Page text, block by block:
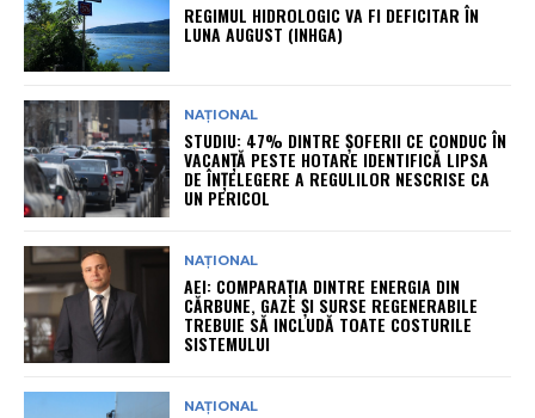
REGIMUL HIDROLOGIC VA FI DEFICITAR ÎN
LUNA AUGUST (INHGA)
NAȚIONAL
STUDIU: 47% DINTRE ȘOFERII CE CONDUC ÎN
VACANȚĂ PESTE HOTARE IDENTIFICĂ LIPSA
DE ÎNȚELEGERE A REGULILOR NESCRISE CA
UN PERICOL
NAȚIONAL
AEI: COMPARAȚIA DINTRE ENERGIA DIN
CĂRBUNE, GAZE ȘI SURSE REGENERABILE
TREBUIE SĂ INCLUDĂ TOATE COSTURILE
SISTEMULUI
NAȚIONAL